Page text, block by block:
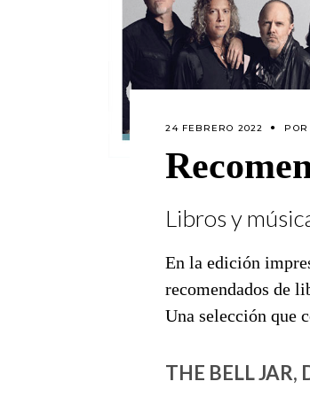
24 FEBRERO 2022 POR
Libros y
En la edición
recomendados de
Una selección que
THE BELL JAR,